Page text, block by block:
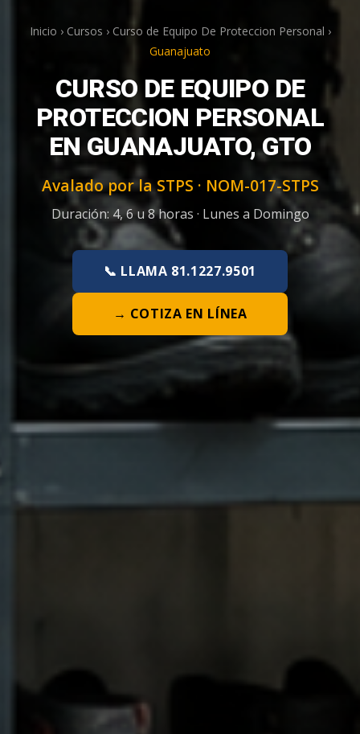
Inicio › Cursos › Curso de Equipo De Proteccion Personal ›
Guanajuato
CURSO DE EQUIPO DE
PROTECCION PERSONAL
EN GUANAJUATO, GTO
Avalado por la STPS · NOM-017-STPS
Duración: 4, 6 u 8 horas · Lunes a Domingo
📞 LLAMA 81.1227.9501
→ COTIZA EN LÍNEA